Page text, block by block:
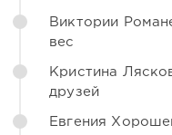
Виктории
вес
Кристина
друзей
Евгения